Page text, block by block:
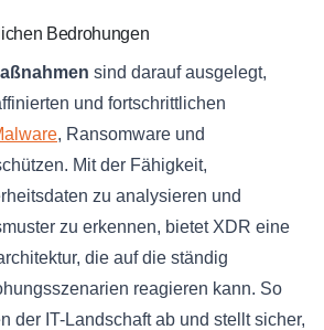
Bedrohungen
sind darauf ausgelegt,
und fortschrittlichen
, Ransomware und
Mit der Fähigkeit,
zu analysieren und
zu erkennen, bietet XDR eine
die auf die ständig
reagieren kann. So
der IT-Landschaft ab und stellt sicher,